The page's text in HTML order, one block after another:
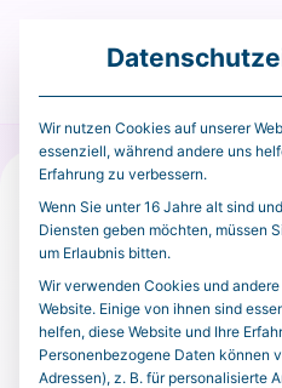
Firefox finds
and patches
fixes in 30
Anthropic’s
Wir nutzen Cookies auf unserer
essenziell, während andere uns
Erfahrung zu verbessern.
Wenn Sie unter 16 Jahre alt sind
Diensten geben möchten, müssen
um Erlaubnis bitten.
Wir verwenden Cookies und
Website. Einige von ihnen sind
helfen, diese Website und Ihre
Personenbezogene Daten können
Adressen), z. B. für personalisierte